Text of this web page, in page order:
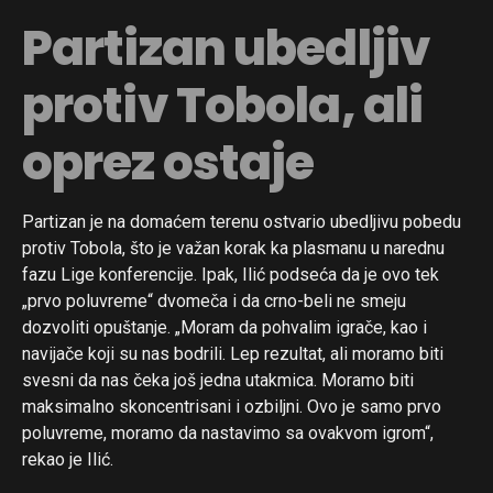
Partizan ubedljiv
protiv Tobola, ali
oprez ostaje
Partizan je na domaćem terenu ostvario ubedljivu pobedu
protiv Tobola, što je važan korak ka plasmanu u narednu
fazu Lige konferencije. Ipak, Ilić podseća da je ovo tek
„prvo poluvreme“ dvomeča i da crno-beli ne smeju
dozvoliti opuštanje. „Moram da pohvalim igrače, kao i
navijače koji su nas bodrili. Lep rezultat, ali moramo biti
svesni da nas čeka još jedna utakmica. Moramo biti
maksimalno skoncentrisani i ozbiljni. Ovo je samo prvo
poluvreme, moramo da nastavimo sa ovakvom igrom“,
rekao je Ilić.